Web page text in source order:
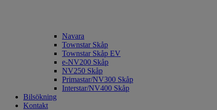
Navara
Townstar Skåp
Townstar Skåp EV
e-NV200 Skåp
NV250 Skåp
Primastar/NV300 Skåp
Interstar/NV400 Skåp
Bilsökning
Kontakt